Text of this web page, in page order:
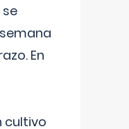
En
cultivo